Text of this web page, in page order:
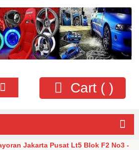
Cart ()
Jakarta Pusat Lt5 Blok F2 No3 -